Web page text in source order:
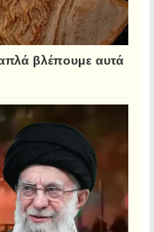
βλέπουμε αυτά